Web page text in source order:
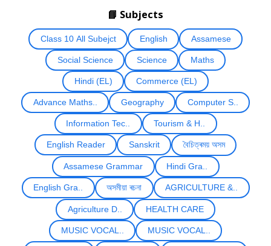
📘 Subjects
Class 10 All Subejct English Assamese
Social Science Science Maths
Hindi (EL) Commerce (EL)
Advance Maths.. Geography Computer S..
Information Tec.. Tourism & H..
English Reader Sanskrit বৈচিত্ৰময় অসম
Assamese Grammar Hindi Gra..
English Gra.. অসমীয়া ৰচনা AGRICULTURE &..
Agriculture D.. HEALTH CARE
MUSIC VOCAL.. MUSIC VOCAL..